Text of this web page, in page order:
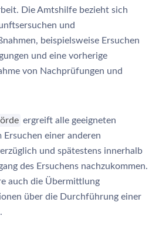
Die Amtshilfe bezieht sich
und
beispielsweise Ersuchen
und eine vorherige
von Nachprüfungen und
ergreift alle geeigneten
Ersuchen einer anderen
und spätestens innerhalb
des Ersuchens nachzukommen.
auch die Übermittlung
über die Durchführung einer